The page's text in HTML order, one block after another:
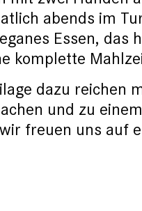
abends im
Essen, das
komplette
dazu reichen
und zu
freuen uns auf